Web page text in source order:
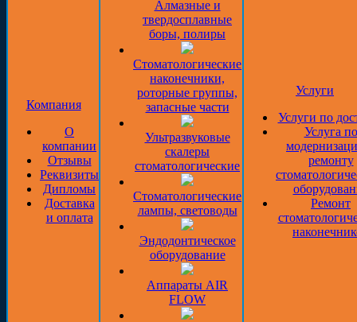
Компания
О
компании
Отзывы
Реквизиты
Дипломы
Доставка
и оплата
Алмазные и
твердосплавные
боры, полиры
Стоматологические
наконечники,
роторные группы,
запасные части
Ультразвуковые
скалеры
стоматологические
Стоматологические
лампы, световоды
Эндодонтическое
оборудование
Аппараты AIR
FLOW
Услуги
Услуги по
Услуга по
ремонту
Ремонт